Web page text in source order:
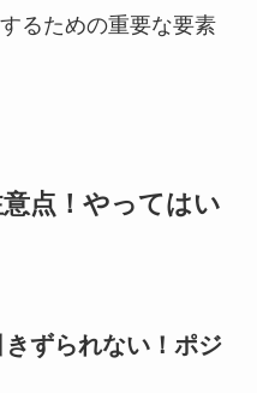
るための重要な要素
点！やってはい
ずられない！ポジ